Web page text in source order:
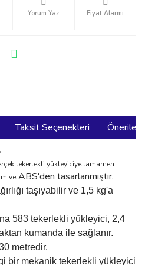
Yorum Yaz Fiyat Alarmı
Taksit Seçenekleri
tekerlekli yükleyiciye tamamen
ve ABS'den tasarlanmıştır.
taşıyabilir ve 1,5 kg'a
583 tekerlekli yükleyici, 2,4
kumanda ile sağlanır.
metredir.
bir mekanik tekerlekli yükleyici